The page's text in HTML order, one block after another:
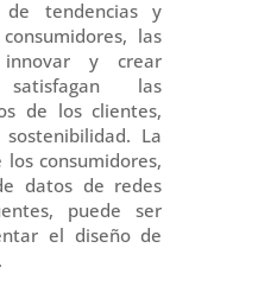
tendencias y
las
innovar y crear
las
de los clientes,
La
consumidores,
datos de redes
puede ser
el diseño de